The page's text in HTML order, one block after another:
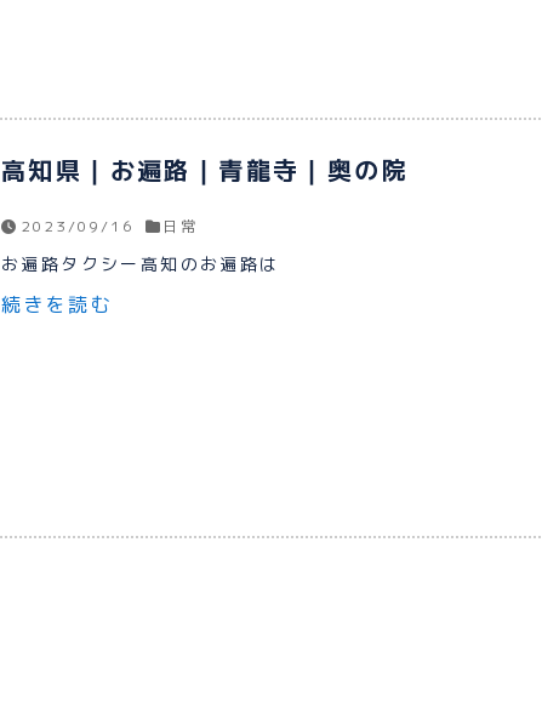
高知県｜お遍路｜青龍寺｜奥の院
2023/09/16 日常
お遍路タクシー高知のお遍路は
続きを読む